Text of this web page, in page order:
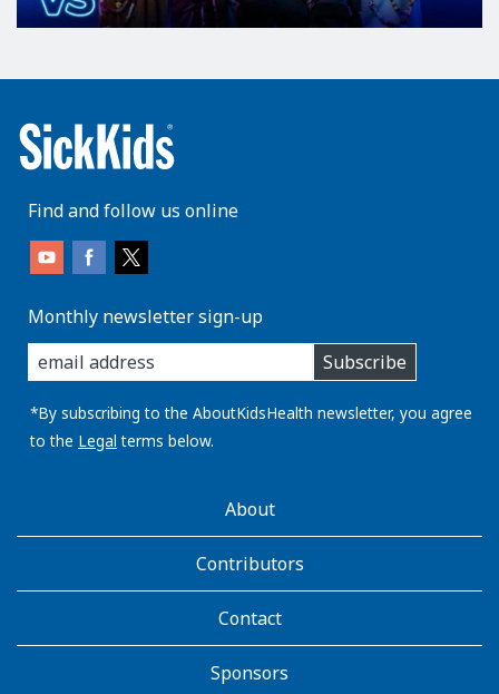
Find and follow us online
Monthly newsletter sign-up
enter
you
email
address:
Subscribe
*By subscribing to the AboutKidsHealth newsletter, you agree
to the Legal terms below.
AboutKidsHealthAbout
Contributors
Contact
Sponsors